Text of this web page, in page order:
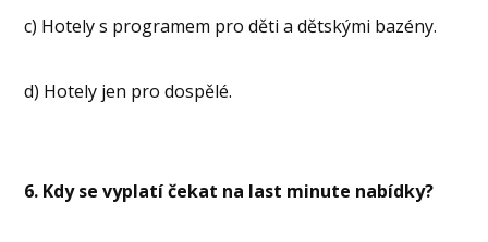
c) Hotely s programem pro děti a dětskými bazény.
d) Hotely jen pro dospělé.
6. Kdy se vyplatí čekat na last minute nabídky?